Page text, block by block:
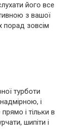
його все
з вашої
порад зовсім
турботи
і
і тільки в
шипіти і